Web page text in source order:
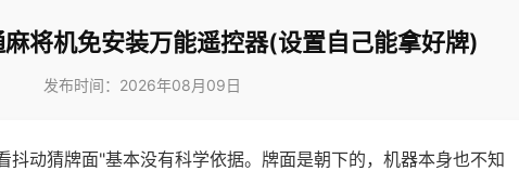
将机免安装万能遥控器(设置自己能拿好牌)
发布时间：2026年08月09日
抖动猜牌面"基本没有科学依据。牌面是朝下的，机器本身也不知